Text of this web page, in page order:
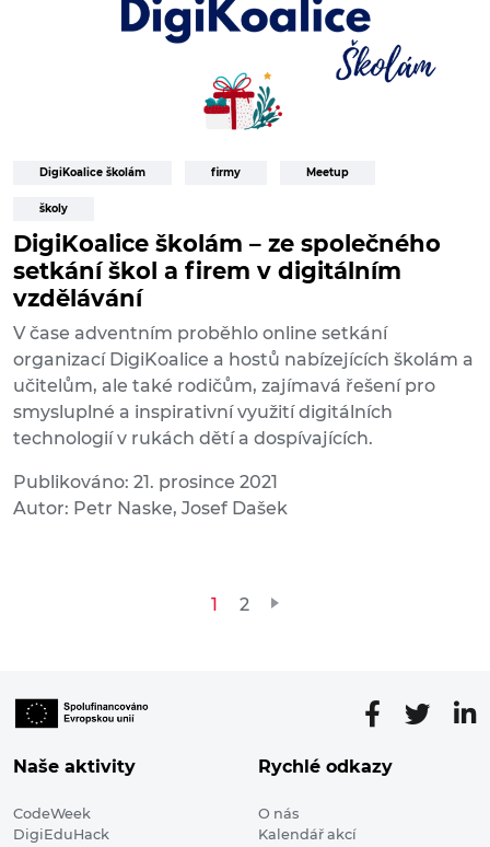
DigiKoalice školám firmy Meetup
školy
DigiKoalice školám – ze společného
setkání škol a firem v digitálním
vzdělávání
V čase adventním proběhlo online setkání
organizací DigiKoalice a hostů nabízejících školám a
učitelům, ale také rodičům, zajímavá řešení pro
smysluplné a inspirativní využití digitálních
technologií v rukách dětí a dospívajících.
Publikováno: 21. prosince 2021
Autor: Petr Naske, Josef Dašek
Stránkování
1 2
Naše aktivity
CodeWeek
DigiEduHack
Rychlé odkazy
O nás
Kalendář akcí